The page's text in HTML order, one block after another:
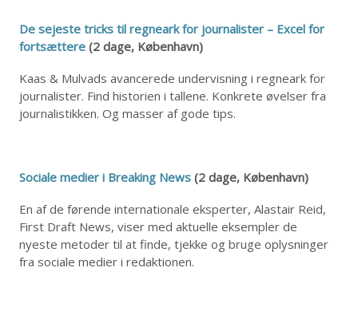
De sejeste tricks til regneark for journalister – Excel for
fortsættere (2 dage, København)
Kaas & Mulvads avancerede undervisning i regneark for
journalister. Find historien i tallene. Konkrete øvelser fra
journalistikken. Og masser af gode tips.
Sociale medier i Breaking News (2 dage, København)
En af de førende internationale eksperter, Alastair Reid,
First Draft News, viser med aktuelle eksempler de
nyeste metoder til at finde, tjekke og bruge oplysninger
fra sociale medier i redaktionen.